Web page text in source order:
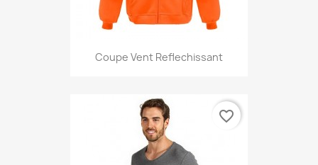
Coupe Vent Reflechissant
favorite_border